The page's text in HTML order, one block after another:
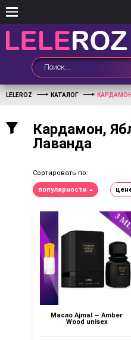
LELEROZ КАТАЛОГ
Кардамон,
Лаванда
Сортировать по:
популярности
Масло Ajmal — Amber
Wood unisex